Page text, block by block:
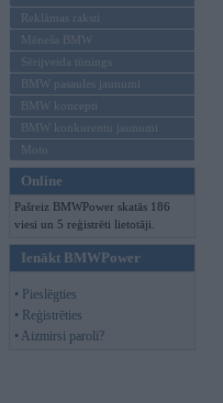
Reklāmas raksti
Mēneša BMW
Sērijveida tūnings
BMW pasaules jaunumi
BMW koncepti
BMW konkurentu jaunumi
Moto
Online
Pašreiz BMWPower skatās 186
viesi un 5 reģistrēti lietotāji.
Ienākt BMWPower
• Pieslēgties
• Reģistrēties
• Aizmirsi paroli?